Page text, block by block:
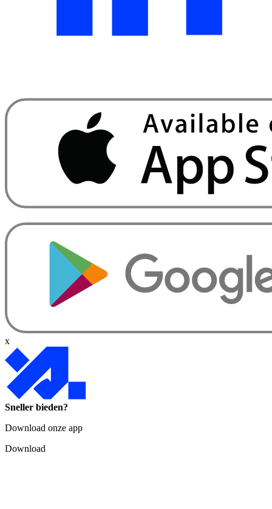
x
Sneller bieden?
Download onze app
Download